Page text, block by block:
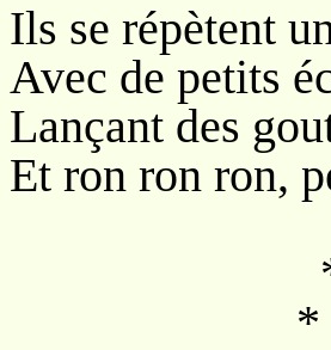
Ils se répètent
Avec de petits
Lançant des
Et ron ron ron,
*